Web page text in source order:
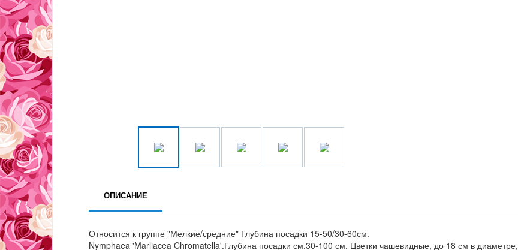
ОПИСАНИЕ
Относится к группе "Мелкие/средние" Глубина посадки 15-50/30-60см.
Nymphaea 'Marliacea Chromatella'.Глубина посадки см.30-100 см. Цветки чашевидные, до 18 см в диаметре,